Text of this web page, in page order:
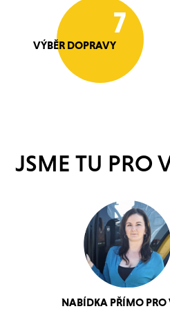
7
VÝBĚR DOPRAVY
JSME TU PRO
NABÍDKA PŘÍMO PRO